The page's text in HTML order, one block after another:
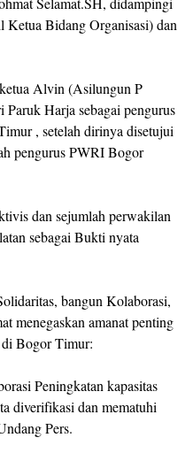
Ketua Bidang Organisasi) dan
Alvin (Asilungun P
Harja sebagai pengurus
, setelah dirinya disetujui
pengurus PWRI Bogor
dan sejumlah perwakilan
sebagai Bukti nyata
bangun Kolaborasi,
menegaskan amanat penting
Bogor Timur:
Peningkatan kapasitas
diverifikasi dan mematuhi
Pers.